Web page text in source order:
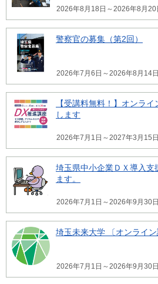
2026年8月18日～2026年8月20
警察官の募集（第2回）
2026年7月6日～2026年8月14日
【受講料無料！】オンラ
します
2026年7月1日～2027年3月15日
埼玉県中小企業ＤＸ導入支
ます。
2026年7月1日～2026年9月30日
埼玉未来大学 〔オンライ
2026年7月1日～2026年9月30日